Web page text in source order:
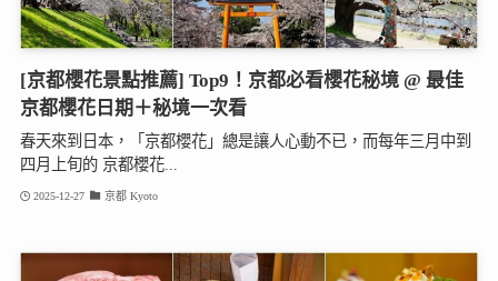
[京都櫻花景點推薦] Top9！京都必看櫻花秘境 @ 最佳
京都櫻花日期＋秘境一次看
春天來到日本，「京都櫻花」總是讓人心動不已，而每年三月中到
四月上旬的 京都櫻花...
2025-12-27 京都 Kyoto